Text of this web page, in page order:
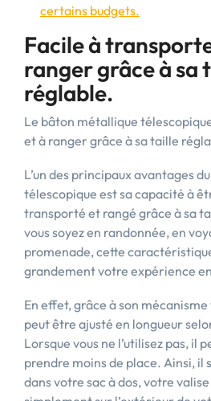
certains budgets.
Facile à
ranger grâce à sa
réglable.
Le bâton métallique
et à ranger grâce à sa taille
L’un des principaux avantages
télescopique est sa capacité à
transporté et rangé grâce à sa
vous soyez en randonnée, en
promenade, cette
grandement votre expérience
En effet, grâce à son
peut être ajusté en longueur
Lorsque vous ne l’utilisez pas, il
prendre moins de place. Ainsi, il
dans votre sac à dos, votre